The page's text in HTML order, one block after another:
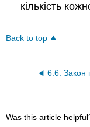
кількість
Back to top
Was this article